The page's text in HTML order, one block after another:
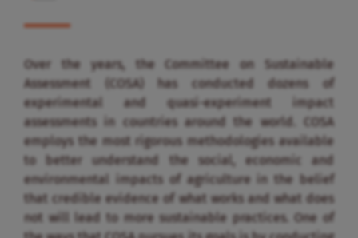
Over the years, the Committee on Sustainable
Assessment (COSA) has conducted dozens of
experimental and quasi-experiment impact
assessments in countries around the world. COSA
employs the most rigorous methodologies available
to better understand the social, economic and
environmental impacts of agriculture in the belief
that credible evidence of what works and what does
not will lead to more sustainable practices. One of